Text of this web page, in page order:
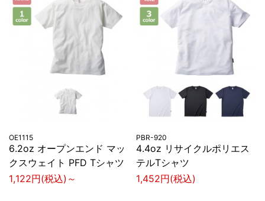
OE1115
6.2oz オープンエンド マッ
クスウェイト PFD Tシャツ
1,122円(税込)～
PBR-920
4.4oz リサイクルポリエス
テルTシャツ
1,452円(税込)